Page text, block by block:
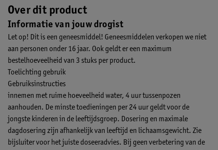
Over dit product
Informatie van jouw drogist
Let op! Dit is een geneesmiddel! Geneesmiddelen verkopen we niet
aan personen onder 16 jaar. Ook geldt er een maximum
bestelhoeveelheid van 3 stuks per product.
Toelichting gebruik
Gebruiksinstructies
innemen met ruime hoeveelheid water, 4 uur tussenpozen
aanhouden. De minste toedieningen per 24 uur geldt voor de
jongste kinderen in de leeftijdsgroep. Dosering en maximale
dagdosering zijn afhankelijk van leeftijd en lichaamsgewicht. Zie
bijsluiter voor het juiste doseeradvies. Bij geen verbetering van de